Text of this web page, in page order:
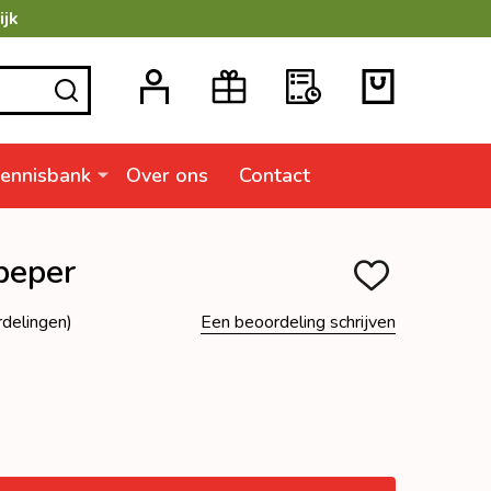
ZOEKEN
Over ons Contact
TOEVOEGEN
Een beoordeling schrijven